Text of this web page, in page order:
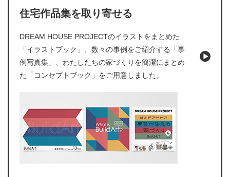
住宅作品集を取り寄せる
DREAM HOUSE PROJECTのイラストをまとめた
「イラストブック」、数々の事例をご紹介する「事
例写真集」、わたしたちの家づくりを簡潔にまとめ
た「コンセプトブック」をご用意しました。